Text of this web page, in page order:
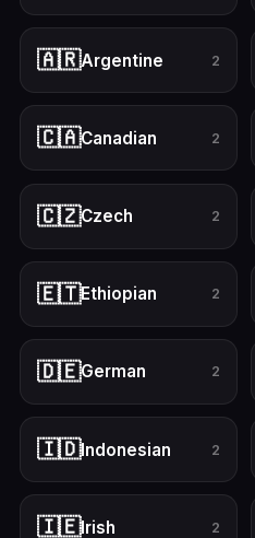
🇦🇷Argentine 2
🇨🇦Canadian 2
🇨🇿Czech 2
🇪🇹Ethiopian 2
🇩🇪German 2
🇮🇩Indonesian 2
🇮🇪Irish 2